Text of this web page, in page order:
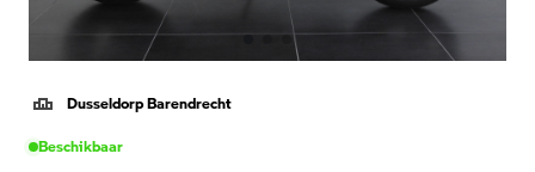
Dusseldorp Barendrecht
Beschikbaar